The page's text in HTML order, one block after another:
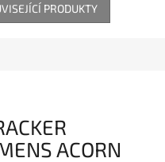
PRODUKTY
ACORN